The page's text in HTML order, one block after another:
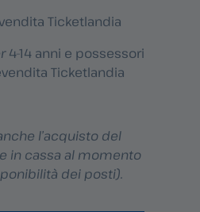
Ticketlandia
4-14 anni e possessori
Ticketlandia
l’acquisto del
in cassa al momento
dei posti).